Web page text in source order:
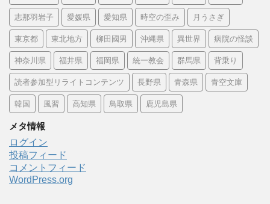
志那羽岩子 愛媛県 愛知県 時空の歪み 月うさぎ
東京都 東北地方 柳田國男 沖縄県 異世界 病院の怪談
神奈川県 福井県 福岡県 統一教会 群馬県 背乗り
読者参加型リライトコンテンツ 長野県 青森県 青空文庫
韓国 風習 高知県 鳥取県 鹿児島県
メタ情報
ログイン
投稿フィード
コメントフィード
WordPress.org